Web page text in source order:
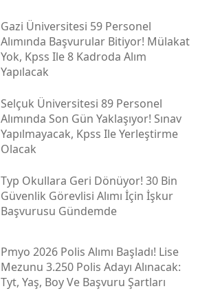
Gazi Üniversitesi 59 Personel
Alımında Başvurular Bitiyor! Mülakat
Yok, Kpss Ile 8 Kadroda Alım
Yapılacak
Selçuk Üniversitesi 89 Personel
Alımında Son Gün Yaklaşıyor! Sınav
Yapılmayacak, Kpss Ile Yerleştirme
Olacak
Typ Okullara Geri Dönüyor! 30 Bin
Güvenlik Görevlisi Alımı İçin İşkur
Başvurusu Gündemde
Pmyo 2026 Polis Alımı Başladı! Lise
Mezunu 3.250 Polis Adayı Alınacak:
Tyt, Yaş, Boy Ve Başvuru Şartları